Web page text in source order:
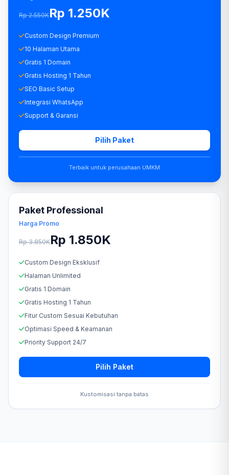
Rp 2.550KRp 1.250K
Custom Design Premium
10 Halaman Utama
Gratis 1 Domain
Gratis Hosting 1 Tahun
SEO Basic Setup
Integrasi WhatsApp
Support & Garansi
Pilih Paket
Terbaik untuk perusahaan UMKM
Paket Professional
Harga Promo
Rp 3.850KRp 1.850K
Custom Design Eksklusif
Halaman Unlimited
Gratis 1 Domain
Gratis Hosting 1 Tahun
Fitur Custom Sesuai Kebutuhan
Optimasi Speed & Keamanan
Priority Support 24/7
Pilih Paket
Kustomisasi tanpa batas